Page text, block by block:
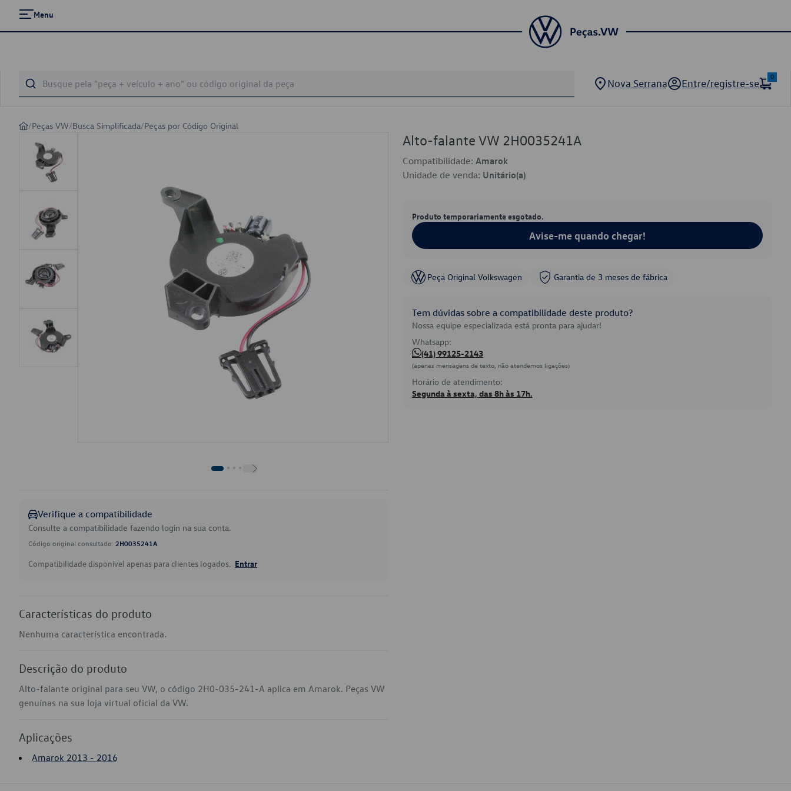
Menu
Nova Serrana Entre/registre-se
0
/Peças VW/Busca Simplificada/Peças por Código Original
Verifique a compatibilidade
Consulte a compatibilidade fazendo login na sua conta.
Código original consultado: 2H0035241A
Compatibilidade disponível apenas para clientes logados. Entrar
Características do produto
Nenhuma característica encontrada.
Descrição do produto
Alto-falante original para seu VW, o código 2H0-035-241-A aplica em Amarok. Peças VW
genuínas na sua loja virtual oficial da VW.
Aplicações
Amarok 2013 - 2016
Alto-falante VW 2H0035241A
Compatibilidade: Amarok
Unidade de venda: Unitário(a)
Produto temporariamente esgotado.
Avise-me quando chegar!
Peça Original Volkswagen Garantia de 3 meses de fábrica
Tem dúvidas sobre a compatibilidade deste produto?
Nossa equipe especializada está pronta para ajudar!
Whatsapp:
(41) 99125-2143
(apenas mensagens de texto, não atendemos ligações)
Horário de atendimento:
Segunda à sexta, das 8h às 17h.